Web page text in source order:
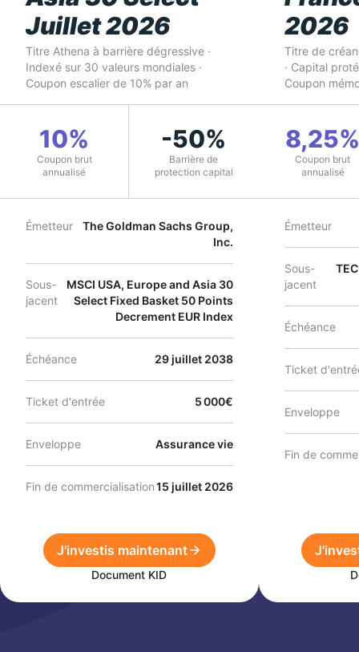
Juillet 2026
Titre Athena à barrière dégressive ·
Indexé sur 30 valeurs mondiales ·
Coupon escalier de 10% par an
10%
Coupon brut
annualisé
-50%
Barrière de
protection capital
Émetteur
The Goldman Sachs Group,
Inc.
Sous-
jacent
MSCI USA, Europe and Asia 30
Select Fixed Basket 50 Points
Decrement EUR Index
Échéance 29 juillet 2038
Ticket d'entrée 5 000€
Enveloppe Assurance vie
Fin de commercialisation15 juillet 2026
J'investis maintenant
Document KID
2026
Titre de
· Capital
Coupon
Coupon brut
annualisé
Émetteur
Sous-
jacent
Échéance
Ticket
Enveloppe
Fin de